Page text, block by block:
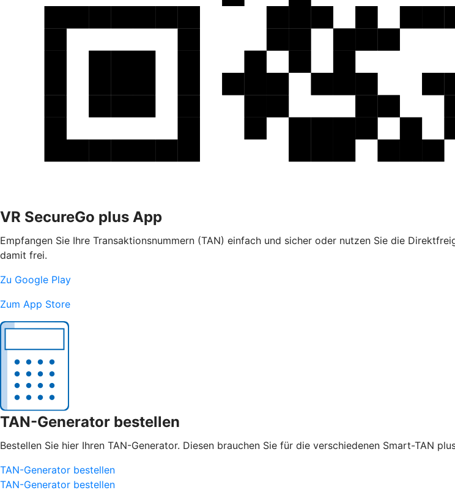
VR SecureGo plus App
Empfangen Sie Ihre Transaktionsnummern (TAN) einfach und sicher oder nutzen Sie die
damit frei.
Zu Google Play
Zum App Store
TAN-Generator bestellen
Bestellen Sie hier Ihren TAN-Generator. Diesen brauchen Sie für die verschiedenen Smart-TAN
TAN-Generator bestellen
TAN-Generator bestellen